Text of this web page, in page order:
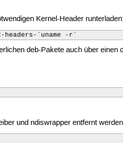
Kernel-Header runterladen:
`uname -r`
deb-Pakete auch über einen
und ndiswrapper entfernt